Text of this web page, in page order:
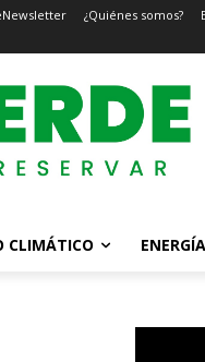
Newsletter ¿Quiénes somos?
CLIMÁTICO ENERGÍA